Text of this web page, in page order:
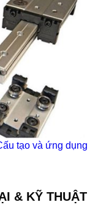
tạo và ứng dụng
& KỸ THUẬT